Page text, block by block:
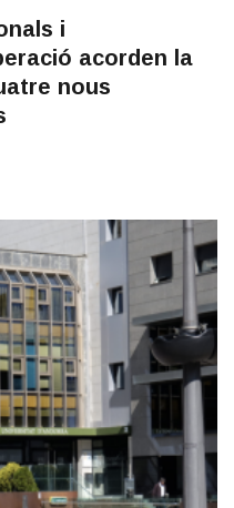
i
acorden la
nous